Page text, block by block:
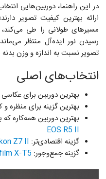
در این راهنما، دوربین‌هایی
ارائه بهترین کیفیت تصویر
مسیرهای طولانی را طی
رسیدن نور ایده‌آل منتظر
تصویر نسبت به اندازه و وزن
انتخاب‌های اصلی
بهترین دوربین برای
بهترین گزینه برای منظره و
بهترین دوربین همه‌کاره
EOS R5 II
گزینه اقتصادی‌تر: Z7 II
گزینه جمع‌وجور: X-T5